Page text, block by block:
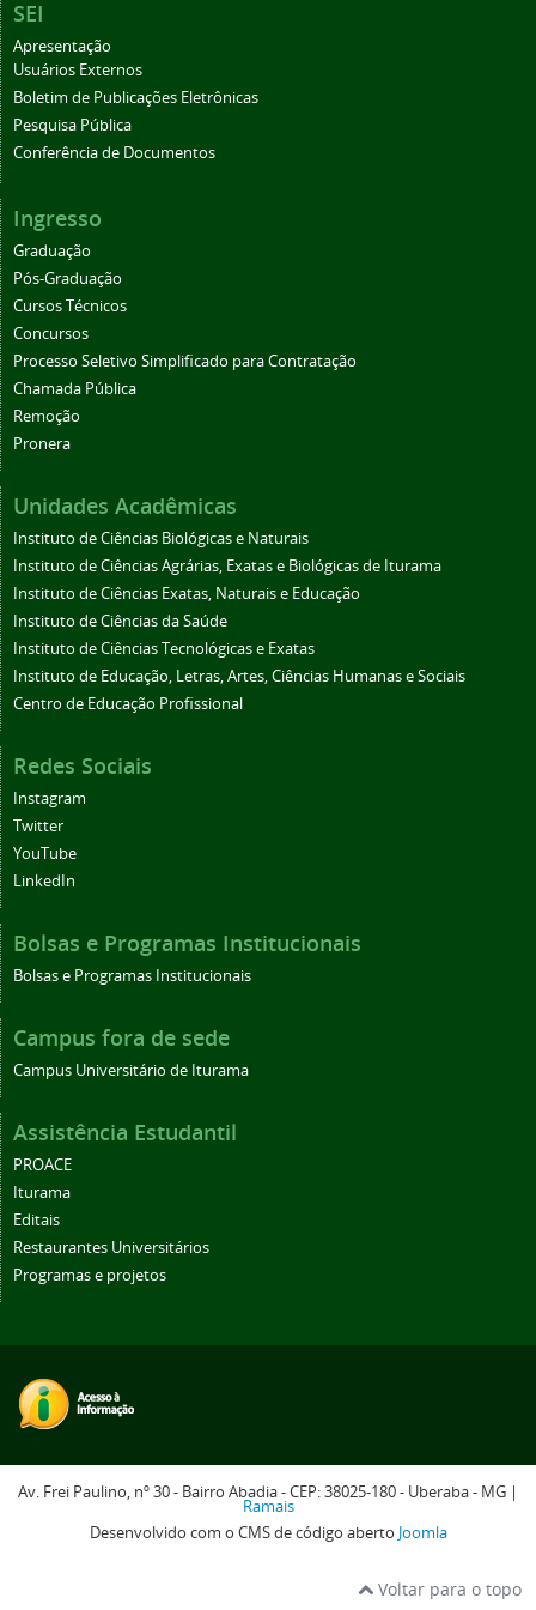
SEI
Apresentação
Usuários Externos
Boletim de Publicações Eletrônicas
Pesquisa Pública
Conferência de Documentos
Ingresso
Graduação
Pós-Graduação
Cursos Técnicos
Concursos
Processo Seletivo Simplificado para Contratação
Chamada Pública
Remoção
Pronera
Unidades Acadêmicas
Instituto de Ciências Biológicas e Naturais
Instituto de Ciências Agrárias, Exatas e Biológicas de Iturama
Instituto de Ciências Exatas, Naturais e Educação
Instituto de Ciências da Saúde
Instituto de Ciências Tecnológicas e Exatas
Instituto de Educação, Letras, Artes, Ciências Humanas e Sociais
Centro de Educação Profissional
Redes Sociais
Instagram
Twitter
YouTube
LinkedIn
Bolsas e Programas Institucionais
Bolsas e Programas Institucionais
Campus fora de sede
Campus Universitário de Iturama
Assistência Estudantil
PROACE
Iturama
Editais
Restaurantes Universitários
Programas e projetos
Av. Frei Paulino, nº 30 - Bairro Abadia - CEP: 38025-180 - Uberaba - MG |
Ramais
Desenvolvido com o CMS de código aberto Joomla
Voltar para o topo